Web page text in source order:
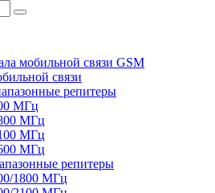
мобильной связи GSM
связи
репитеры
МГц
МГц
МГц
МГц
репитеры
1800 МГц